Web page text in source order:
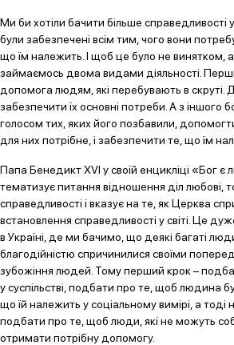
Ми би хотіли бачити більше справедливості
були забезпечені всім тим, чого вони
що їм належить. І щоб це було не винятком,
займаємось двома видами діяльності.
допомога людям, які перебувають в скруті.
забезпечити їх основні потреби. А з іншого
голосом тих, яких його позбавили,
для них потрібне, і забезпечити те, що їм
Папа Бенедикт ХVI у своїй енцикліці «Бог є
тематизує питання відношення діл любові,
справедливості і вказує на те, як Церква
встановлення справедливості у світі. Це
в Україні, де ми бачимо, що деякі багаті
благодійністю спричинилися своїми
зубожіння людей. Тому перший крок –
у суспільстві, подбати про те, щоб людина
що їй належить у соціальному вимірі, а тоді
подбати про те, щоб люди, які не можуть
отримати потрібну допомогу.